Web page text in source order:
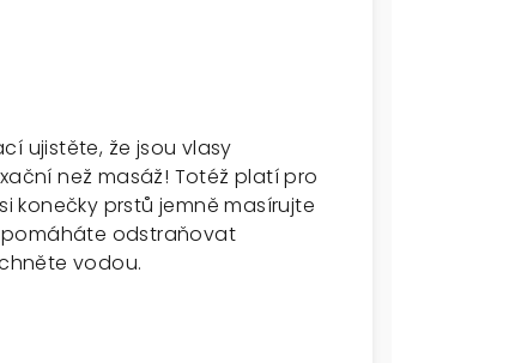
ujistěte, že jsou vlasy
než masáž! Totéž platí pro
konečky prstů jemně masírujte
pomáháte odstraňovat
vodou.